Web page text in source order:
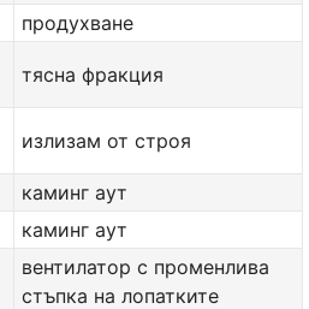
продухване
тясна фракция
излизам от строя
каминг аут
каминг аут
вентилатор с променлива
стъпка на лопатките